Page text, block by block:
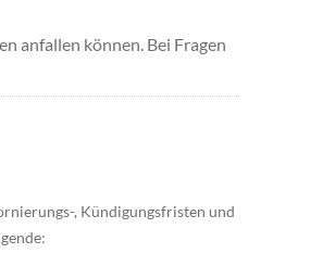
anfallen können. Bei Fragen
, Kündigungsfristen und